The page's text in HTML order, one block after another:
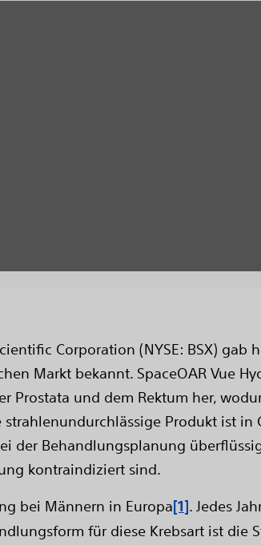
Corporation (NYSE: BSX)
Markt bekannt. SpaceOAR Vue
Prostata und dem Rektum her,
Produkt ist in
der Behandlungsplanung
kontraindiziert sind.
bei Männern in Europa[1]. Jedes
für diese Krebsart ist die